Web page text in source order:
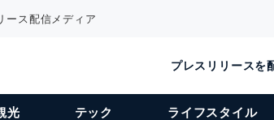
ース配信メディア
プレスリリースを
光 テック ライフスタイル